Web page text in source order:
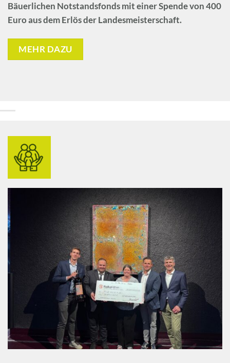
Bäuerlichen Notstandsfonds mit einer Spende von 400
Euro aus dem Erlös der Landesmeisterschaft.
MEHR DAZU